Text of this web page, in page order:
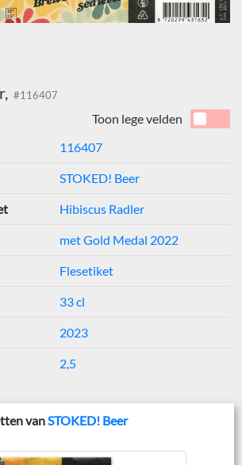
#116407
Toon lege velden
116407
STOKED! Beer
Hibiscus Radler
met Gold Medal 2022
Flesetiket
33 cl
2023
2,5
vanSTOKED! Beer